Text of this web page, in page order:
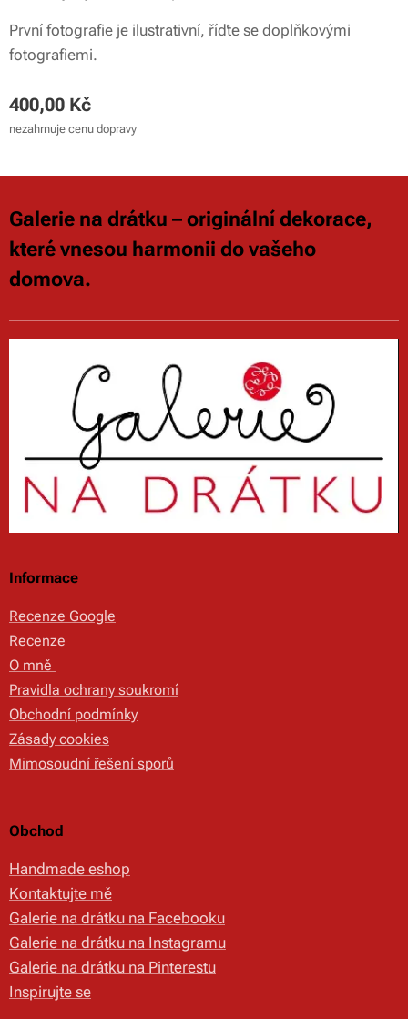
První fotografie je ilustrativní, říďte se doplňkovými
fotografiemi.
400,00 Kč
nezahrnuje cenu dopravy
Galerie na drátku – originální dekorace,
které vnesou harmonii do vašeho
domova.
Informace
Recenze Google
Recenze
O mně
Pravidla ochrany soukromí
Obchodní podmínky
Zásady cookies
Mimosoudní řešení sporů
Obchod
Handmade eshop
Kontaktujte mě
Galerie na drátku na Facebooku
Galerie na drátku na Instagramu
Galerie na drátku na Pinterestu
Inspirujte se